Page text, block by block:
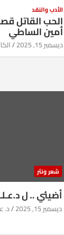
الأدب والنقد
الحب القاتل
أمين الساطي
ديسمبر 15, 2025
شعر ونثر
أضيئي .. ل
ديسمبر 15, 2025 د.